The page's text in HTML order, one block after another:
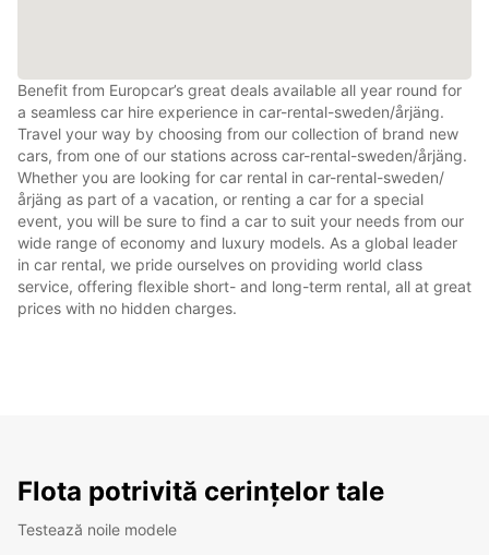
Benefit from Europcar’s great deals available all year round for
a seamless car hire experience in car-rental-sweden/årjäng.
Travel your way by choosing from our collection of brand new
cars, from one of our stations across car-rental-sweden/årjäng.
Whether you are looking for car rental in car-rental-sweden/
årjäng as part of a vacation, or renting a car for a special
event, you will be sure to find a car to suit your needs from our
wide range of economy and luxury models. As a global leader
in car rental, we pride ourselves on providing world class
service, offering flexible short- and long-term rental, all at great
prices with no hidden charges.
Flota potrivită cerințelor tale
Testează noile modele